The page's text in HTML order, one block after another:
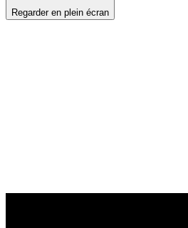
Regarder en plein écran